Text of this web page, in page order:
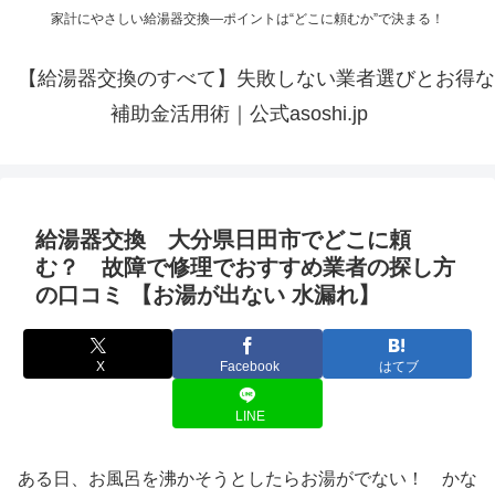
家計にやさしい給湯器交換—ポイントは“どこに頼むか”で決まる！
【給湯器交換のすべて】失敗しない業者選びとお得な
補助金活用術｜公式asoshi.jp
給湯器交換 大分県日田市でどこに頼
む？ 故障で修理でおすすめ業者の探し方
の口コミ 【お湯が出ない 水漏れ】
X Facebook はてブ
LINE
ある日、お風呂を沸かそうとしたらお湯がでない！ かな